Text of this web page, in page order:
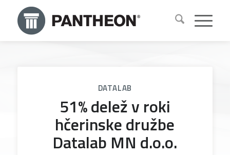
DATALAB
51% delež v roki
hčerinske družbe
Datalab MN d.o.o.